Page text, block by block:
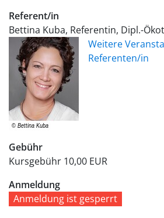
Referent/in
Bettina Kuba, Referentin, Dipl.-
Weitere
Referenten/in
Gebühr
Kursgebühr 10,00 EUR
Anmeldung
Anmeldung ist gesperrt